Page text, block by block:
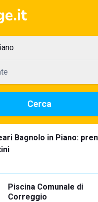
Cerca
Bagnolo in Piano:
Piscina Comunale di
Correggio